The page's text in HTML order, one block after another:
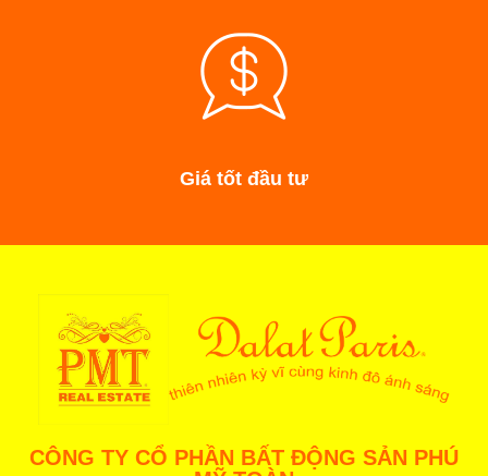
Giá tốt đầu tư
CÔNG TY CỔ PHẦN BẤT ĐỘNG SẢN PHÚ